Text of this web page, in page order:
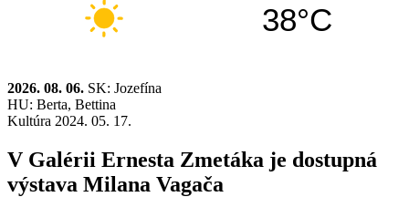
38°C
2026. 08. 06. SK: Jozefína
HU: Berta, Bettina
Kultúra 2024. 05. 17.
V Galérii Ernesta Zmetáka je dostupná
výstava Milana Vagača